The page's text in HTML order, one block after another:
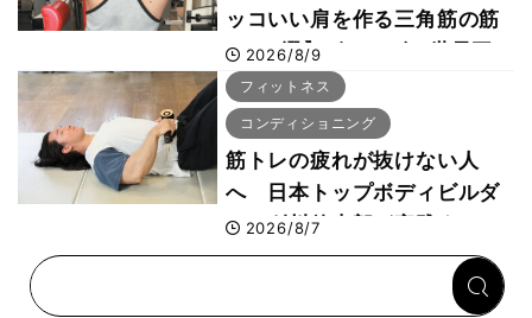
ッコいい肩を作る三角筋の筋
トレ6選】ボディビル世界王
者が解説！
2026/8/9
フィットネス
コンディショニング
筋トレの疲れが抜けない人
へ 日本トップボディビルダ
ー・刈川啓志郎が実践する
「回復習慣」
2026/8/7